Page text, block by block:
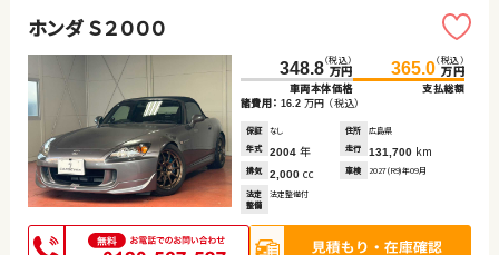
ホンダ Ｓ２０００
348.8（税込）
万円
車両本体価格
365.0（税込）
万円
支払総額
諸費用： 16.2 万円 （税込）
保証 なし 住所
広島県
年式
2004 年 走行 131,700 km
排気 2,000 cc 車検 2027(R9)年09月
法定
整備
法定整備付